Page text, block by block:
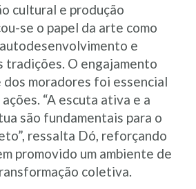
cultural e produção
se o papel da arte como
e
tradições. O engajamento
dos moradores foi essencial
“A escuta ativa e a
são fundamentais para o
ressalta Dó, reforçando
promovido um ambiente de
coletiva.